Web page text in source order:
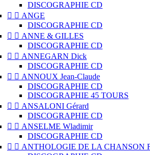
DISCOGRAPHIE CD
  ANGE
DISCOGRAPHIE CD
  ANNE & GILLES
DISCOGRAPHIE CD
  ANNEGARN Dick
DISCOGRAPHIE CD
  ANNOUX Jean-Claude
DISCOGRAPHIE CD
DISCOGRAPHIE 45 TOURS
  ANSALONI Gérard
DISCOGRAPHIE CD
  ANSELME Wladimir
DISCOGRAPHIE CD
  ANTHOLOGIE DE LA CHANSON